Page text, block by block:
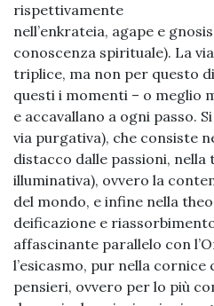
rispettivamente
nell’enkrateia, agape e
conoscenza spirituale). La
triplice, ma non per questo
questi i momenti – o meglio
e accavallano a ogni passo.
via purgativa), che consiste
distacco dalle passioni, nella
illuminativa), ovvero la
del mondo, e infine nella
deificazione e
affascinante parallelo con
l’esicasmo, pur nella
pensieri, ovvero per lo più